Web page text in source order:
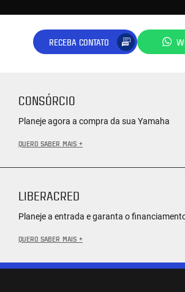
RECEBA CONTATO
CONSÓRCIO
Planeje agora a compra da sua Yamaha
QUERO SABER MAIS +
LIBERACRED
Planeje a entrada e garanta o
QUERO SABER MAIS +